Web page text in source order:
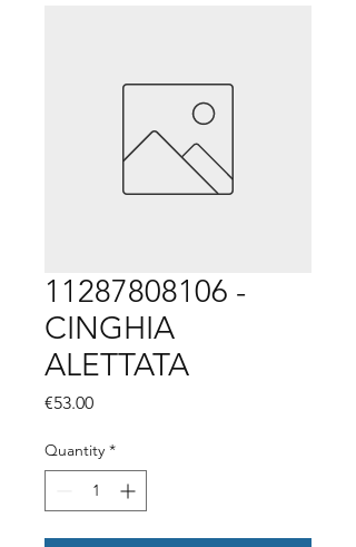
11287808106 -
CINGHIA
ALETTATA
€53.00Price
Quantity *